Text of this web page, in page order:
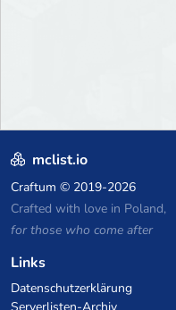
mclist.io
Craftum © 2019-2026
Crafted with love in Poland,
for those who come after
Links
Datenschutzerklärung